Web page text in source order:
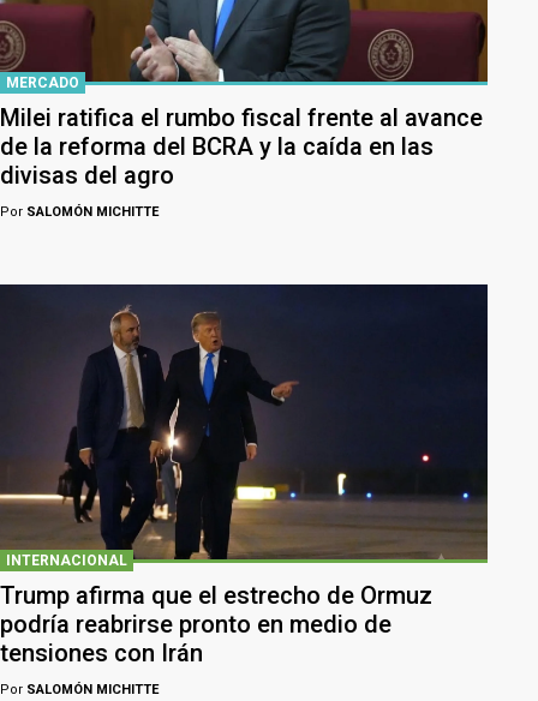
MERCADO
Milei ratifica el rumbo fiscal frente al avance
de la reforma del BCRA y la caída en las
divisas del agro
Por SALOMÓN MICHITTE
INTERNACIONAL
Trump afirma que el estrecho de Ormuz
podría reabrirse pronto en medio de
tensiones con Irán
Por SALOMÓN MICHITTE